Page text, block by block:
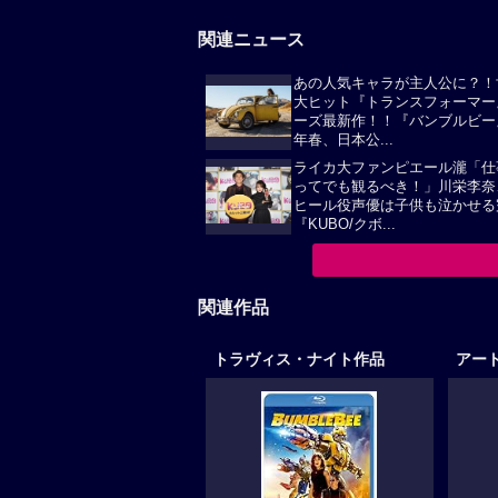
関連ニュース
あの人気キャラが主人公に？
大ヒット『トランスフォーマ
ーズ最新作！！『バンブルビ
年春、日本公...
ライカ大ファンピエール瀧「
ってでも観るべき！」川栄李
ヒール役声優は子供も泣かせ
『KUBO/クボ...
関連作品
トラヴィス・ナイト作品 アー